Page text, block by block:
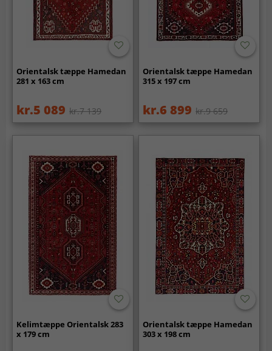
Orientalsk tæppe Hamedan
281 x 163 cm
kr.5 089 kr.7 139
Orientalsk tæppe Hamedan
315 x 197 cm
kr.6 899 kr.9 659
Kelimtæppe Orientalsk 283
x 179 cm
Orientalsk tæppe Hamedan
303 x 198 cm